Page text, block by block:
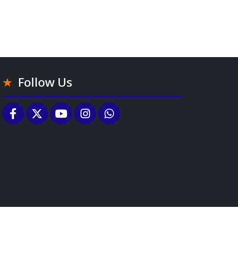
Follow Us